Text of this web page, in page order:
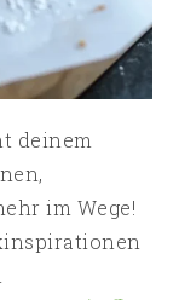
deinem
im Wege!